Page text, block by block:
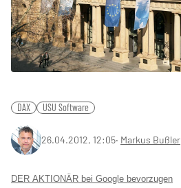
DAX USU Software
26.04.2012, 12:05‧ Markus Bußler
DER AKTIONÄR bei Google bevorzugen